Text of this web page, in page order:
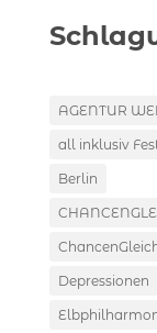
AGENTUR
all inklusiv
Berlin
Depressionen